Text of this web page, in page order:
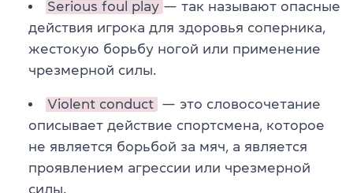
Serious foul play — так называют опасные
действия игрока для здоровья соперника,
жестокую борьбу ногой или применение
чрезмерной силы.
Violent conduct
— это словосочетание
описывает действие спортсмена, которое
не является борьбой за мяч, а является
проявлением агрессии или чрезмерной
силы.